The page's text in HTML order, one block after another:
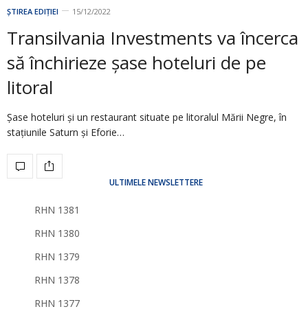
ȘTIREA EDIȚIEI 15/12/2022
Transilvania Investments va încerca
să închirieze şase hoteluri de pe
litoral
Şase hoteluri şi un restaurant situate pe litoralul Mării Negre, în
staţiunile Saturn şi Eforie…
ULTIMELE NEWSLETTERE
RHN 1381
RHN 1380
RHN 1379
RHN 1378
RHN 1377